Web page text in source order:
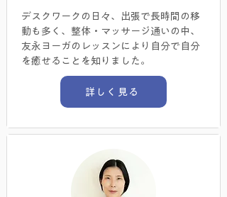
デスクワークの日々、出張で長時間の移
動も多く、整体・マッサージ通いの中、
友永ヨーガのレッスンにより自分で自分
を癒せることを知りました。
詳しく見る